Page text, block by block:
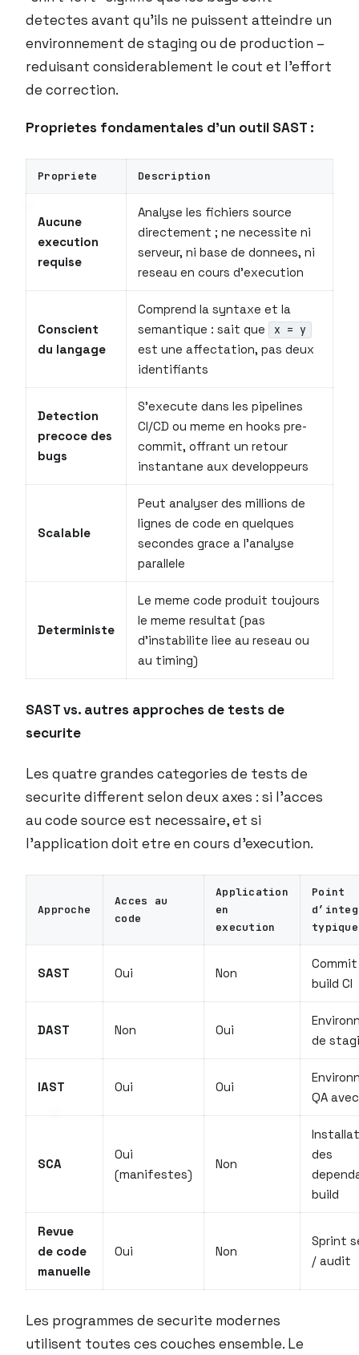
detectes avant qu’ils ne puissent atteindre un
environnement de staging ou de production –
reduisant considerablement le cout et l’effort
de correction.
Proprietes fondamentales d’un outil SAST :
Propriete Description
Aucune
execution
requise
Analyse les fichiers source
directement ; ne necessite ni
serveur, ni base de donnees, ni
reseau en cours d’execution
Conscient
du langage
Comprend la syntaxe et la
semantique : sait que
x = y
est une affectation, pas deux
identifiants
Detection
precoce des
bugs
S’execute dans les pipelines
CI/CD ou meme en hooks pre-
commit, offrant un retour
instantane aux developpeurs
Scalable
Peut analyser des millions de
lignes de code en quelques
secondes grace a l’analyse
parallele
Deterministe
Le meme code produit toujours
le meme resultat (pas
d’instabilite liee au reseau ou
au timing)
SAST vs. autres approches de tests de
securite
Les quatre grandes categories de tests de
securite different selon deux axes : si l’acces
au code source est necessaire, et si
l’application doit etre en cours d’execution.
Approche
Acces au
code
Application
en
execution
Point
typique
SAST Oui Non
Commit
build CI
DAST Non Oui
de
IAST Oui Oui
QA
SCA
Oui
(manifestes)
Non
des
build
Revue
de code
manuelle
Oui Non
Sprint
/ audit
Les programmes de securite modernes
utilisent toutes ces couches ensemble. Le